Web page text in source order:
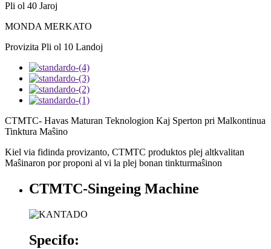
Pli ol 40 Jaroj
MONDA MERKATO
Provizita Pli ol 10 Landoj
CTMTC- Havas Maturan Teknologion Kaj Sperton pri Malkontinua
Tinktura Maŝino
Kiel via fidinda provizanto, CTMTC produktos plej altkvalitan
Maŝinaron por proponi al vi la plej bonan tinkturmaŝinon
CTMTC-Singeing Machine
Specifo: